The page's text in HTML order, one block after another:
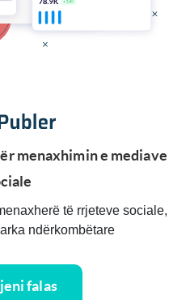
menaxhimin e mediave
të rrjeteve sociale,
ndërkombëtare
falas